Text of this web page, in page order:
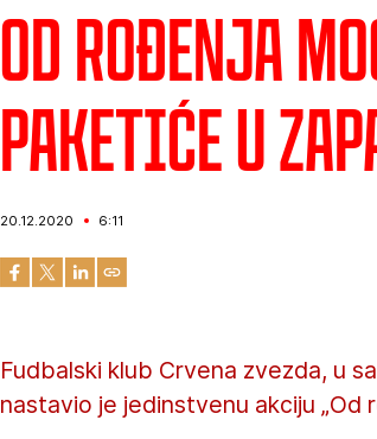
Od rođenja
paketiće u
20.12.2020 6:11
Fudbalski klub Crvena zvezda, u
nastavio je jedinstvenu akciju „Od